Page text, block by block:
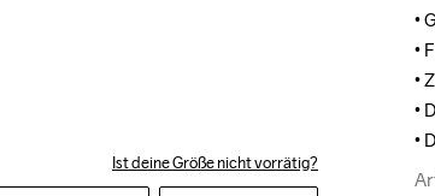
Ist deine Größe nicht vorrätig?
•
•
•
•
•
•
•
•
•
•